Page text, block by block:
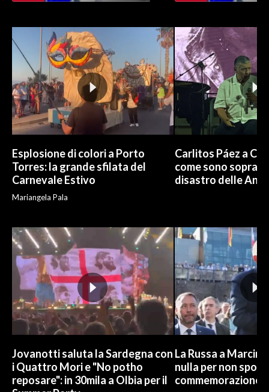
Esplosione di colori a Porto
Torres: la grande sfilata del
Carnevale Estivo
Mariangela Pala
Carlitos Páez a
come sono
disastro delle
Jovanotti saluta la Sardegna con
i Quattro Mori e "No potho
reposare": in 30mila a Olbia per il
La Russa a
nulla per non
commemorazione